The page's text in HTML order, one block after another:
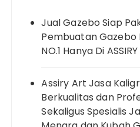
Jual Gazebo Siap
Pembuatan
NO.1 Hanya Di
Assiry Art Jasa
Berkualitas dan
Sekaligus Spesialis